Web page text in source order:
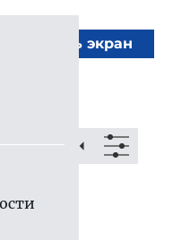
На весь экран